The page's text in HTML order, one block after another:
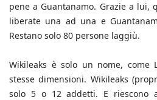
pene a Guantanamo. Grazie a lui,
liberate una ad una e
Restano solo 80 persone laggiù.
Wikileaks è solo un nome,
stesse dimensioni. Wikileaks
solo 5 o 12 addetti. E riescono